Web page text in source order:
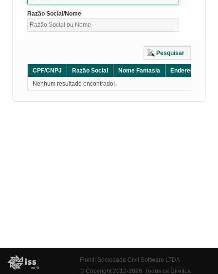
Razão Social/Nome
Pesquisar
CPF/CNPJ Razão Social Nome Fantasia Endereço
Nenhum resultado encontrado!
Fiorilli Sociedade Civil Software LTDA
© Copyright 2012-2026. Todos os Direitos